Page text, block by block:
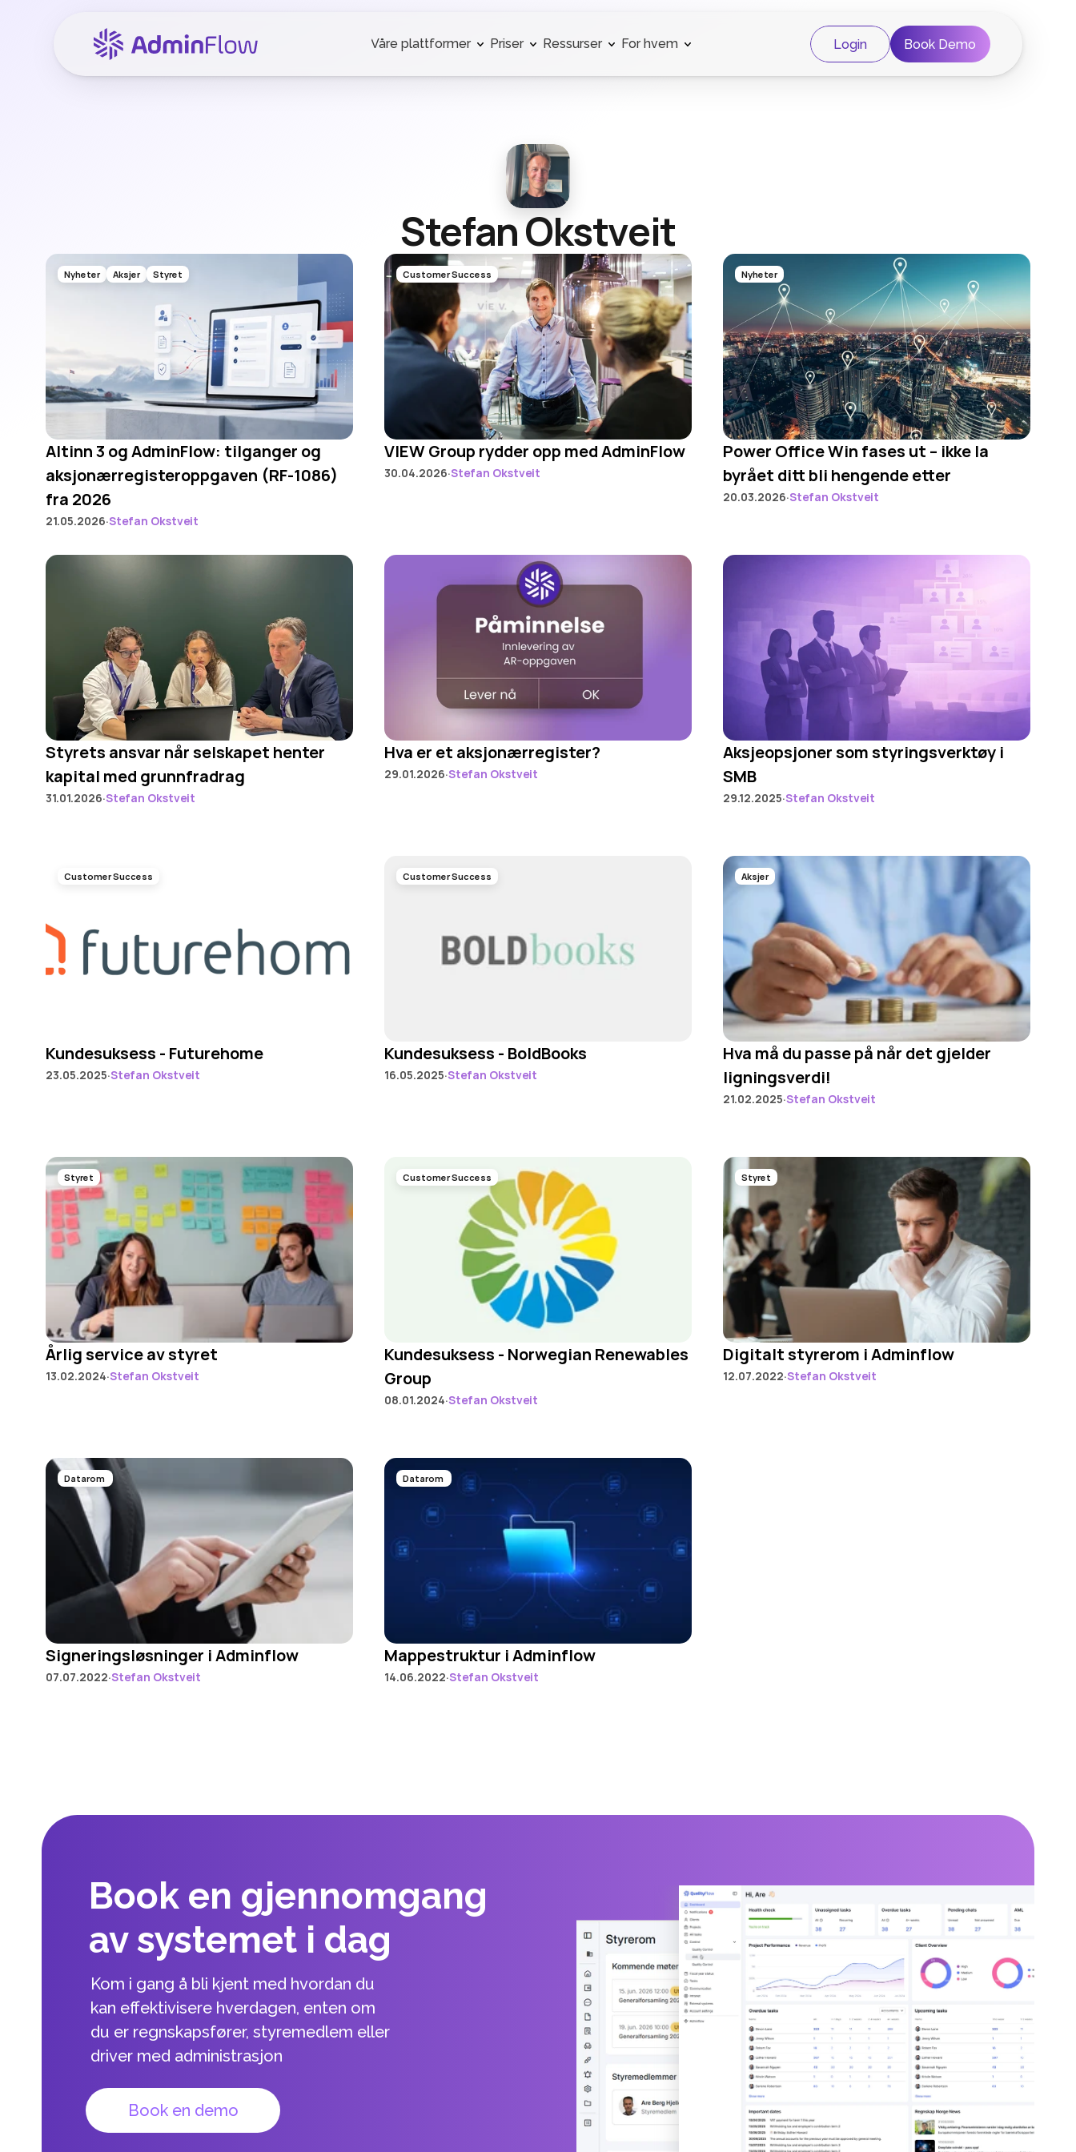
Våre plattformer Priser Ressurser For hvem Login Book Demo
Stefan Okstveit
Nyheter Aksjer Styret
Altinn 3 og AdminFlow: tilganger og
aksjonærregisteroppgaven (RF-1086)
fra 2026
21.05.2026·Stefan Okstveit
Customer Success
VIEW Group rydder opp med AdminFlow
30.04.2026·Stefan Okstveit
Nyheter
Power Office Win fases ut – ikke la
byrået ditt bli hengende etter
20.03.2026·Stefan Okstveit
Styrets ansvar når selskapet henter
kapital med grunnfradrag
31.01.2026·Stefan Okstveit
Hva er et aksjonærregister?
29.01.2026·Stefan Okstveit
Aksjeopsjoner som styringsverktøy i
SMB
29.12.2025·Stefan Okstveit
Customer Success
Kundesuksess - Futurehome
23.05.2025·Stefan Okstveit
Customer Success
Kundesuksess - BoldBooks
16.05.2025·Stefan Okstveit
Aksjer
Hva må du passe på når det gjelder
ligningsverdi!
21.02.2025·Stefan Okstveit
Styret
Årlig service av styret
13.02.2024·Stefan Okstveit
Customer Success
Kundesuksess - Norwegian Renewables
Group
08.01.2024·Stefan Okstveit
Styret
Digitalt styrerom i Adminflow
12.07.2022·Stefan Okstveit
Datarom
Signeringsløsninger i Adminflow
07.07.2022·Stefan Okstveit
Datarom
Mappestruktur i Adminflow
14.06.2022·Stefan Okstveit
Kom i gang å bli kjent med hvordan du
kan effektivisere hverdagen, enten om
du er regnskapsfører, styremedlem eller
driver med administrasjon
Book en gjennomgang
av systemet i dag
Book en demo